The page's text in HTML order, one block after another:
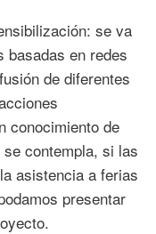
se va
basadas en redes
de diferentes
conocimiento de
se contempla, si las
asistencia a ferias
presentar